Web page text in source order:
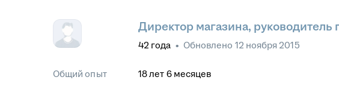
Директор магазина,
42 года • Обновлено 12 ноября 2015
Общий опыт 18лет 6 месяцев